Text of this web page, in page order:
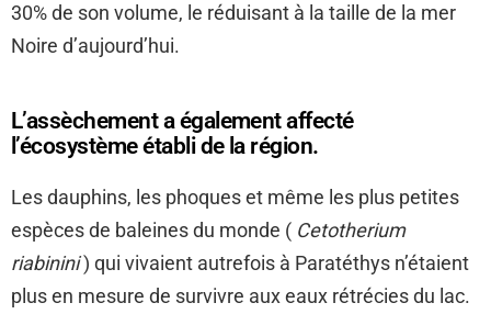
30% de son volume, le réduisant à la taille de la mer
Noire d’aujourd’hui.
L’assèchement a également affecté
l’écosystème établi de la région.
Les dauphins, les phoques et même les plus petites
espèces de baleines du monde ( Cetotherium
riabinini) qui vivaient autrefois à Paratéthys n’étaient
plus en mesure de survivre aux eaux rétrécies du lac.